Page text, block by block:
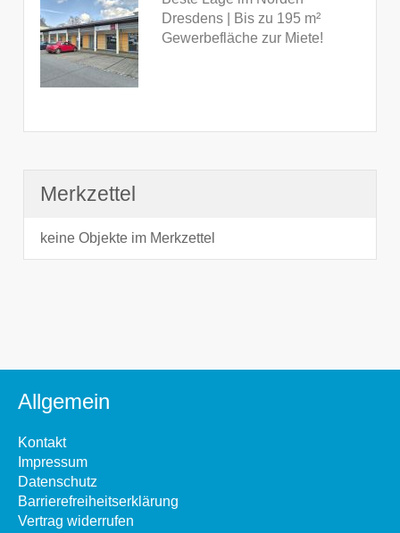
Dresdens | Bis zu 195 m²
Gewerbefläche zur Miete!
Merkzettel
keine Objekte im Merkzettel
Allgemein
Kontakt
Impressum
Datenschutz
Barrierefreiheitserklärung
Vertrag widerrufen